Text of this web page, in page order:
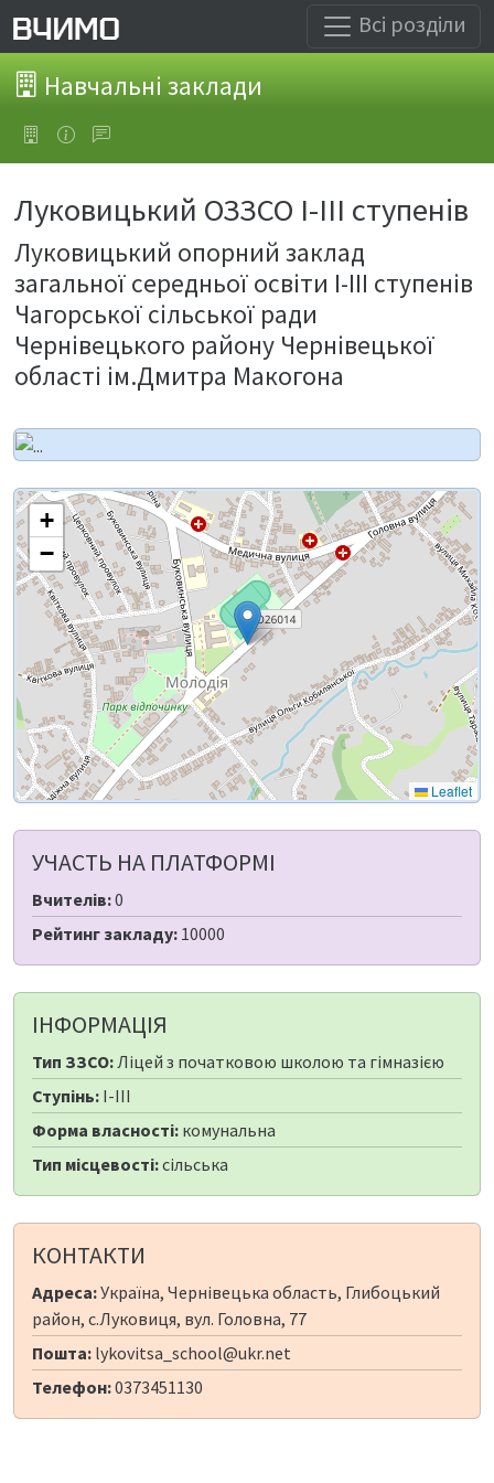
Всі розділи
Навчальні заклади
Луковицький ОЗЗСО I-III ступенів
Луковицький опорний заклад
загальної середньої освіти І-ІІІ ступенів
Чагорської сільської ради
Чернівецького району Чернівецької
області ім.Дмитра Макогона
+
−
Leaflet
УЧАСТЬ НА ПЛАТФОРМІ
Вчителів:0
Рейтинг закладу: 10000
ІНФОРМАЦІЯ
Тип ЗЗСО:Ліцей з початковою школою та гімназією
Ступінь: I-III
Форма власності: комунальна
Тип місцевості:сільська
КОНТАКТИ
Адреса:Україна, Чернівецька область, Глибоцький
район, с.Луковиця, вул. Головна, 77
Пошта: lykovitsa_school@ukr.net
Телефон:0373451130